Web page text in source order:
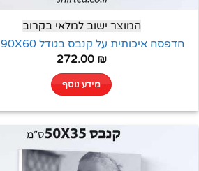
המוצר ישוב למלאי בקרוב
הדפסה איכותית על קנבס בגודל 90X60 ס"מ
272.00 ₪
מידע נוסף